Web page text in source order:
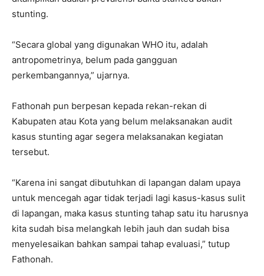
stunting.
“Secara global yang digunakan WHO itu, adalah
antropometrinya, belum pada gangguan
perkembangannya,” ujarnya.
Fathonah pun berpesan kepada rekan-rekan di
Kabupaten atau Kota yang belum melaksanakan audit
kasus stunting agar segera melaksanakan kegiatan
tersebut.
“Karena ini sangat dibutuhkan di lapangan dalam upaya
untuk mencegah agar tidak terjadi lagi kasus-kasus sulit
di lapangan, maka kasus stunting tahap satu itu harusnya
kita sudah bisa melangkah lebih jauh dan sudah bisa
menyelesaikan bahkan sampai tahap evaluasi,” tutup
Fathonah.